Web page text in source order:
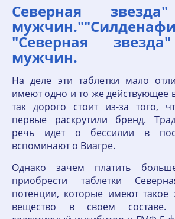
Северная
"Северная
мужчин.
На деле эти таблетки мало
имеют одно и то же действующее
так дорого стоит из-за того,
первые раскрутили бренд.
речь идет о бессилии в
вспоминают о Виагре.
Однако зачем платить
приобрести таблетки
потенции, которые имеют такое
вещество в своем составе.